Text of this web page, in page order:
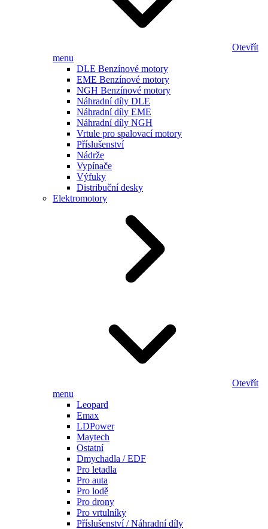
Otevřít
menu
DLE Benzínové motory
EME Benzínové motory
NGH Benzínové motory
Náhradní díly DLE
Náhradní díly EME
Náhradní díly NGH
Vrtule pro spalovací motory
Příslušenství
Nádrže
Vypínače
Výfuky
Distribuční desky
Elektromotory
Otevřít
menu
Leopard
Emax
LDPower
Maytech
Ostatní
Dmychadla / EDF
Pro letadla
Pro auta
Pro lodě
Pro drony
Pro vrtulníky
Příslušenství / Náhradní díly